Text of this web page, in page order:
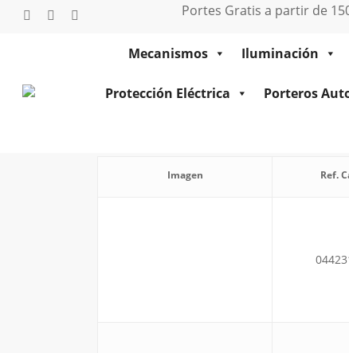
Saltartwitterfacebookinstagram Portes Gratis a partir de
Mecanismos
Iluminación
Protección Eléctrica Porteros
Imagen Ref.